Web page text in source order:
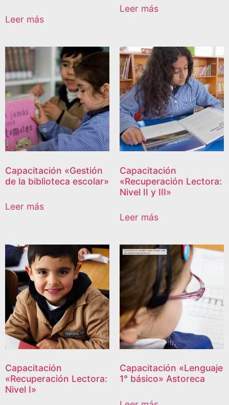
Leer más
Leer más
Capacitación «Gestión
de la biblioteca escolar»
Leer más
Capacitación
«Recuperación Lectora:
Nivel II y III»
Leer más
Capacitación
«Recuperación Lectora:
Nivel I»
Capacitación «Lenguaje
1° básico» Astoreca